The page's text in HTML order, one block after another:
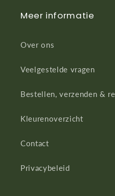
Meer informatie
Over ons
Veelgestelde vragen
Bestellen, verzenden &
Kleurenoverzicht
Contact
Privacybeleid